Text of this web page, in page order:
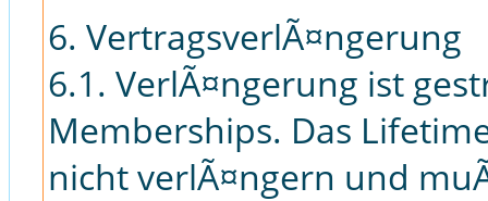
6. VertragsverlÃ¤ngerung
6.1. VerlÃ¤ngerung ist
Memberships. Das
nicht verlÃ¤ngern und